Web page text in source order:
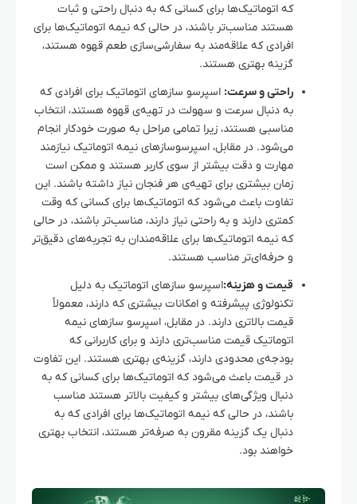
که اتوماتیک‌ها برای کسانی که به دنبال راحتی و ثبات
هستند مناسب‌تر باشند، در حالی که نیمه اتوماتیک‌ها برای
افرادی که علاقه‌مند به سفارشی‌سازی طعم قهوه هستند،
گزینه بهتری هستند.
راحتی و سرعت: اسپرسو سازهای اتوماتیک برای افرادی که
به دنبال سرعت و سهولت در تهیه‌ی قهوه هستند، انتخاب
مناسبی هستند، زیرا تمامی مراحل به صورت خودکار انجام
می‌شود. در مقابل، اسپرسوسازهای نیمه اتوماتیک نیازمند
مهارت و دقت بیشتر از سوی کاربر هستند و ممکن است
زمان بیشتری برای تهیه‌ی هر فنجان نیاز داشته باشند. این
تفاوت باعث می‌شود که اتوماتیک‌ها برای کسانی که وقت
کمتری دارند و به راحتی نیاز دارند، مناسب‌تر باشند، در حالی
که نیمه اتوماتیک‌ها برای علاقه‌مندان به تجربه‌های دقیق‌تر
و حرفه‌ای‌تر مناسب هستند.
قیمت و هزینه:اسپرسو سازهای اتوماتیک به دلیل
تکنولوژی پیشرفته و امکانات بیشتری که دارند، معمولاً
قیمت بالاتری دارند. در مقابل، اسپرسو سازهای نیمه
اتوماتیک قیمت مناسب‌تری دارند و برای کاربرانی که
بودجه‌ی محدودی دارند، گزینه‌ی بهتری هستند. این تفاوت
در قیمت باعث می‌شود که اتوماتیک‌ها برای کسانی که به
دنبال ویژگی‌های بیشتر و کیفیت بالاتر هستند مناسب
باشند، در حالی که نیمه اتوماتیک‌ها برای افرادی که به
دنبال یک گزینه مقرون به صرفه‌تر هستند، انتخاب بهتری
خواهند بود.